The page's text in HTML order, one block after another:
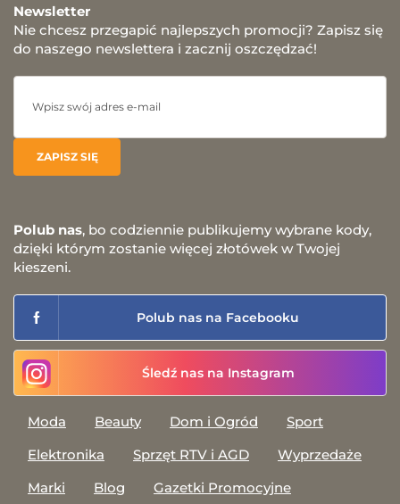
Newsletter
Nie chcesz przegapić najlepszych promocji? Zapisz się
do naszego newslettera i zacznij oszczędzać!
Polub nas, bo codziennie publikujemy wybrane kody,
dzięki którym zostanie więcej złotówek w Twojej
kieszeni.
Polub nas na Facebooku
Śledź nas na Instagram
Moda Beauty Dom i Ogród
Sport
Elektronika
Sprzęt RTV i AGD
Wyprzedaże
Marki
Blog
Gazetki Promocyjne